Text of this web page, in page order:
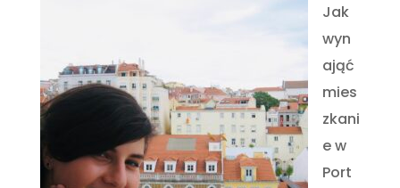
Jak
wyn
ająć
mies
zkani
e w
Port